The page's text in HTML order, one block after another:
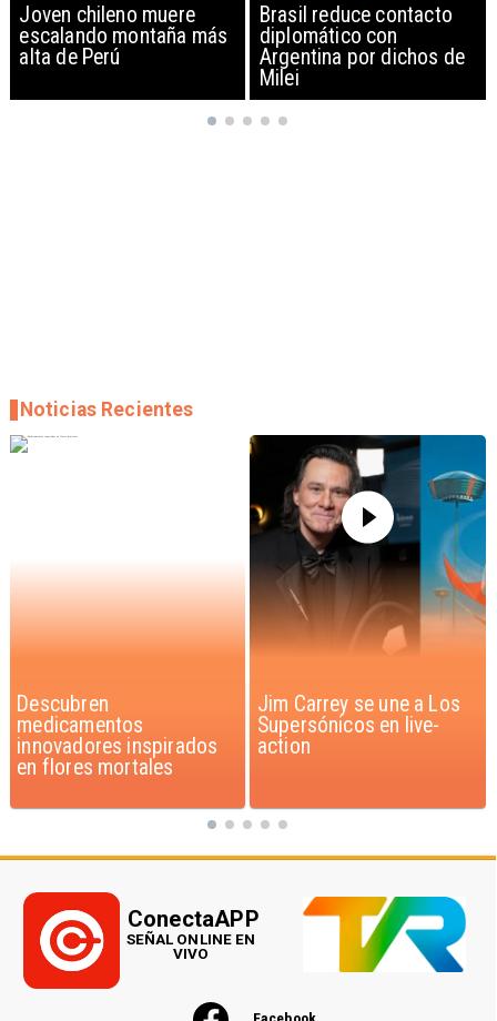
Brasil reduce contacto
diplomático con
Argentina por dichos de
China restringe
exportación de drones a
EEUU y sanciona
empresas
Jim Carrey se une a Los
Supersónicos en live-
action
Iaán: la historia de
superación que inspira a
Chile
Noticias Recientes
ConectaAPP
SEÑAL ONLINE EN
VIVO